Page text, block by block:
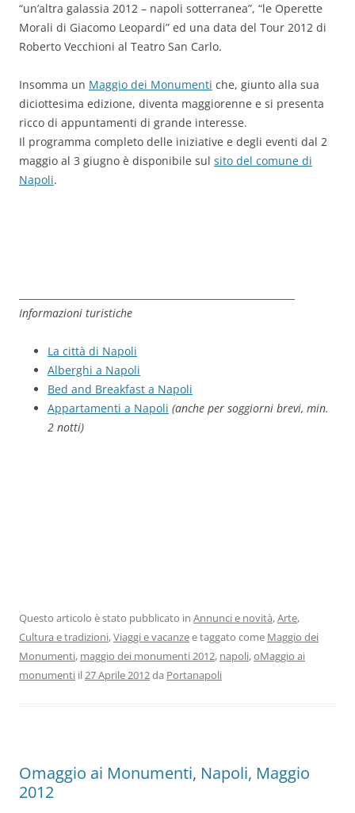
“un’altra galassia 2012 – napoli sotterranea”, “le Operette
Morali di Giacomo Leopardi” ed una data del Tour 2012 di
Roberto Vecchioni al Teatro San Carlo.
Insomma un Maggio dei Monumenti che, giunto alla sua
diciottesima edizione, diventa maggiorenne e si presenta
ricco di appuntamenti di grande interesse.
Il programma completo delle iniziative e degli eventi dal 2
maggio al 3 giugno è disponibile sul sito del comune di
Napoli.
Informazioni turistiche
La città di Napoli
Alberghi a Napoli
Bed and Breakfast a Napoli
Appartamenti a Napoli (anche per soggiorni brevi, min.
2 notti)
Questo articolo è stato pubblicato in Annunci e novità,Arte,
Cultura e tradizioni,Viaggi e vacanzee taggato come Maggio dei
Monumenti, maggio dei monumenti 2012, napoli,oMaggio ai
monumenti il27 Aprile 2012da Portanapoli
Omaggio ai Monumenti, Napoli, Maggio
2012